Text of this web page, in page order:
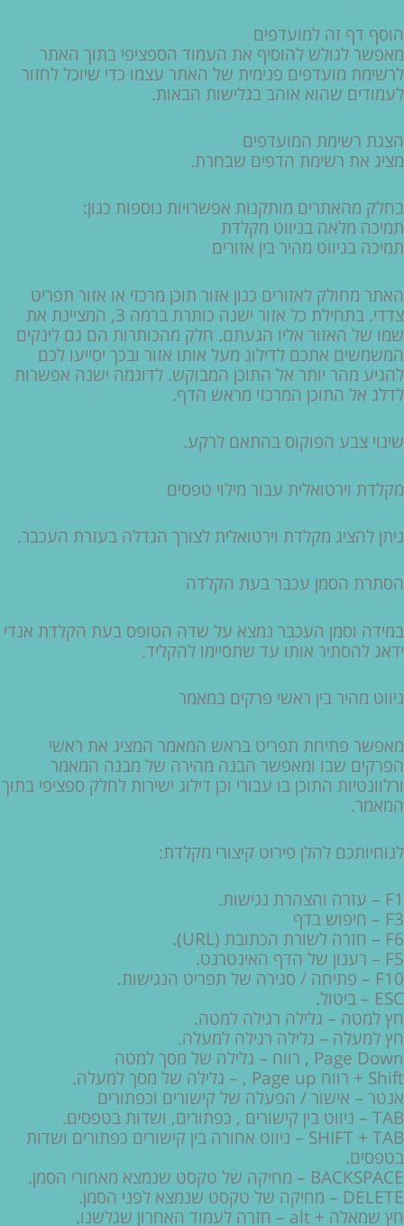
הוסף דף זה למועדפים
מאפשר לגולש להוסיף את העמוד הספציפי בתוך האתר
לרשימת מועדפים פנימית של האתר עצמו כדי שיוכל לחזור
לעמודים שהוא אוהב בגלישות הבאות.
הצגת רשימת המועדפים
מציג את רשימת הדפים שבחרת.
בחלק מהאתרים מותקנות אפשרויות נוספות כגון:
תמיכה מלאה בניווט מקלדת
תמיכה בניווט מהיר בין אזורים
האתר מחולק לאזורים כגון אזור תוכן מרכזי או אזור תפריט
צדדי. בתחילת כל אזור ישנה כותרת ברמה 3, המציינת את
שמו של האזור אליו הגעתם. חלק מהכותרות הם גם לינקים
המשמשים אתכם לדילוג מעל אותו אזור ובכך יסייעו לכם
להגיע מהר יותר אל התוכן המבוקש. לדוגמה ישנה אפשרות
לדלג אל התוכן המרכזי מראש הדף.
שינוי צבע הפוקוס בהתאם לרקע.
מקלדת וירטואלית עבור מילוי טפסים
ניתן להציג מקלדת וירטואלית לצורך הגדלה בעזרת העכבר.
הסתרת הסמן עכבר בעת הקלדה
במידה וסמן העכבר נמצא על שדה הטופס בעת הקלדת אנדי
ידאג להסתיר אותו עד שתסיימו להקליד.
ניווט מהיר בין ראשי פרקים במאמר
מאפשר פתיחת תפריט בראש המאמר המציג את ראשי
הפרקים שבו ומאפשר הבנה מהירה של מבנה המאמר
ורלוונטיות התוכן בו עבורי וכן דילוג ישירות לחלק ספציפי בתוך
המאמר.
לנוחיותכם להלן פירוט קיצורי מקלדת:
F1 – עזרה והצהרת נגישות.
F3 – חיפוש בדף
F6 – חזרה לשורת הכתובת (URL).
F5 – רענון של הדף האינטרנט.
F10 – פתיחה / סגירה של תפריט הנגישות.
ESC – ביטול.
חץ למטה – גלילה רגילה למטה.
חץ למעלה – גלילה רגילה למעלה.
Page Down , רווח – גלילה של מסך למטה
Shift + רווח Page up , – גלילה של מסך למעלה.
אנטר – אישור / הפעלה של קישורים וכפתורים
TAB – ניווט בין קישורים , כפתורים, ושדות בטפסים.
SHIFT + TAB – ניווט אחורה בין קישורים כפתורים ושדות
בטפסים.
BACKSPACE – מחיקה של טקסט שנמצא מאחורי הסמן.
DELETE – מחיקה של טקסט שנמצא לפני הסמן.
חץ שמאלה + alt – חזרה לעמוד האחרון שגלשנו.